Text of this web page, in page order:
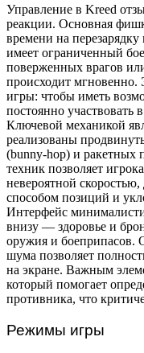
Управление в Kreed
реакции. Основная
времени на
имеет ограниченный
поверженных врагов
происходит мгновенно.
игры: чтобы иметь
постоянно участвовать
Ключевой механикой
реализованы
(bunny-hop) и ракетных
техник позволяет
невероятной
способом позиций и
Интерфейс
внизу — здоровье и
оружия и боеприпасов.
шума позволяет
на экране. Важным
который помогает
противника, что
Режимы игры